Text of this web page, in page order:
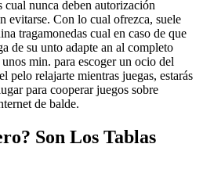
cual nunca deben autorización
evitarse. Con lo cual ofrezca, suele
tragamonedas cual en caso de que
de su unto adapte an al completo
min. para escoger un ocio del
pelo relajarte mientras juegas, estarás
para cooperar juegos sobre
de balde.
Son Los Tablas